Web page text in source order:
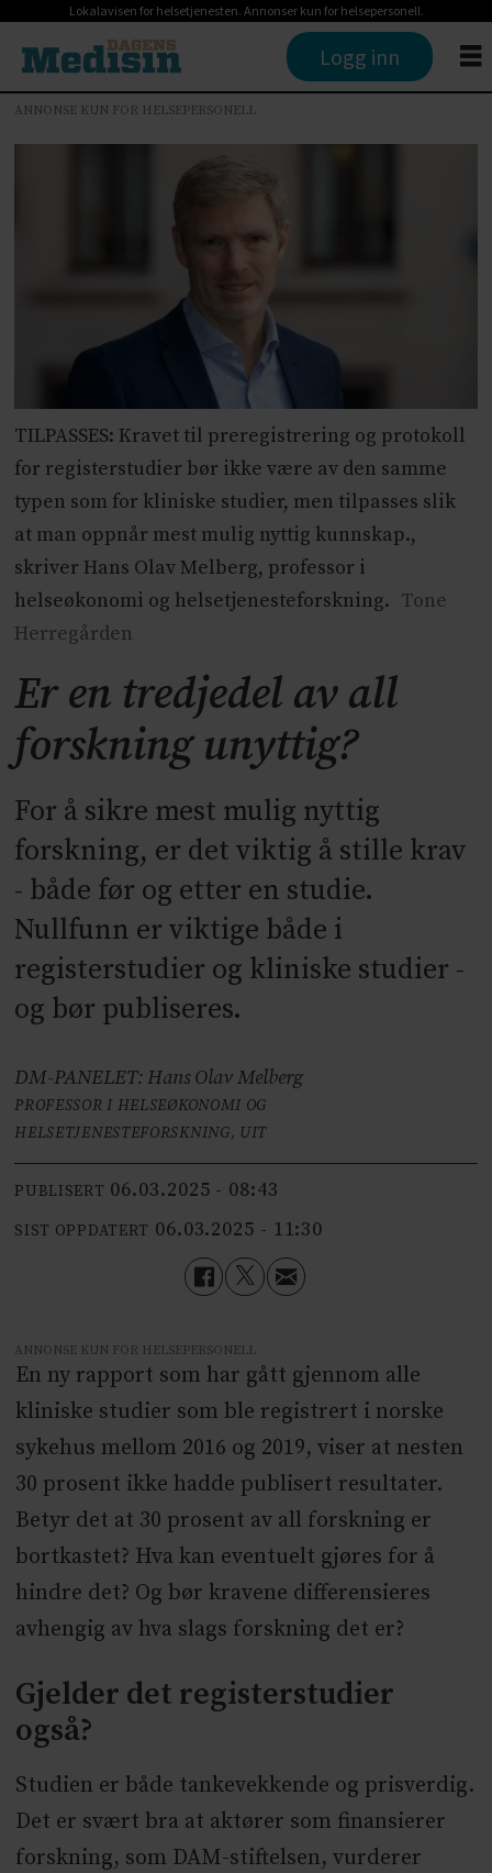
Lokalavisen for helsetjenesten. Annonser kun for helsepersonell.
Logg inn
ANNONSE KUN FOR HELSEPERSONELL
TILPASSES: Kravet til preregistrering og protokoll
for registerstudier bør ikke være av den samme
typen som for kliniske studier, men tilpasses slik
at man oppnår mest mulig nyttig kunnskap.,
skriver Hans Olav Melberg, professor i
helseøkonomi og helsetjenesteforskning. Tone
Herregården
Er en tredjedel av all
forskning unyttig?
For å sikre mest mulig nyttig
forskning, er det viktig å stille krav
- både før og etter en studie.
Nullfunn er viktige både i
registerstudier og kliniske studier -
og bør publiseres.
DM-PANELET: Hans Olav Melberg
PROFESSOR I HELSEØKONOMI OG
HELSETJENESTEFORSKNING, UIT
PUBLISERT 06.03.2025 - 08:43
SIST OPPDATERT 06.03.2025 - 11:30
ANNONSE KUN FOR HELSEPERSONELL
En ny rapport som har gått gjennom alle
kliniske studier som ble registrert i norske
sykehus mellom 2016 og 2019, viser at nesten
30 prosent ikke hadde publisert resultater.
Betyr det at 30 prosent av all forskning er
bortkastet? Hva kan eventuelt gjøres for å
hindre det? Og bør kravene differensieres
avhengig av hva slags forskning det er?
Gjelder det registerstudier
også?
Studien er både tankevekkende og prisverdig.
Det er svært bra at aktører som finansierer
forskning, som DAM-stiftelsen, vurderer